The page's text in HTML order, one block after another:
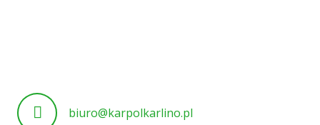
biuro@karpolkarlino.pl